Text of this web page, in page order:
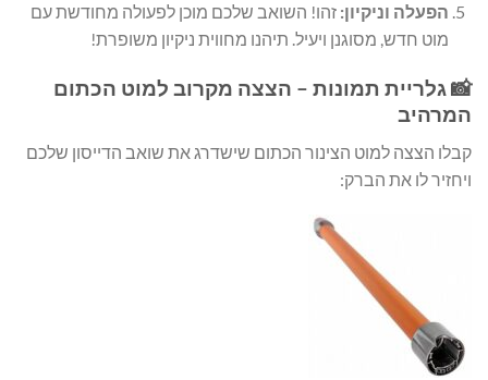
הפעלה וניקיון: זהו! השואב שלכם מוכן לפעולה מחודשת עם
מוט חדש, מסוגנן ויעיל. תיהנו מחווית ניקיון משופרת!
📸 גלריית תמונות – הצצה מקרוב למוט הכתום
המרהיב
קבלו הצצה למוט הצינור הכתום שישדרג את שואב הדייסון שלכם
ויחזיר לו את הברק: